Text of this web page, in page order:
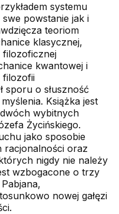
systemu
powstanie jak i
teoriom
klasycznej,
filozoficznej
kwantowej i
filozofii
sporu o słuszność
Książka jest
wybitnych
Życińskiego.
jako sposobie
racjonalności oraz
nigdy nie należy
wzbogacone o trzy
nowej gałęzi